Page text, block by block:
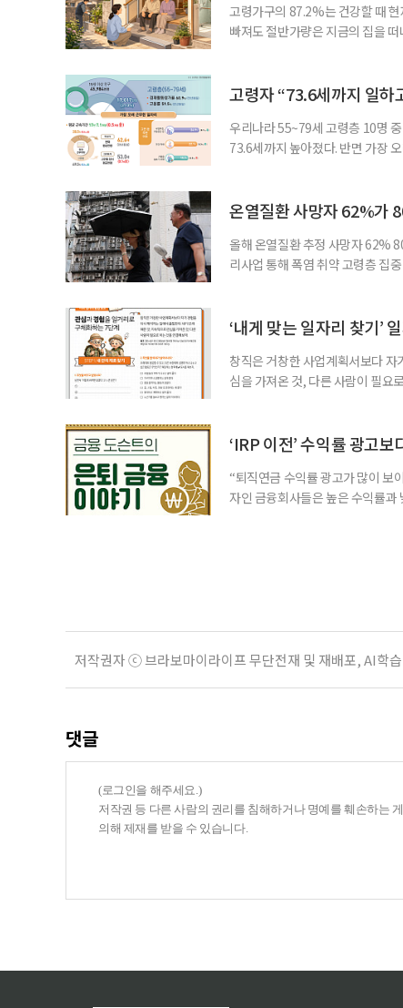
고령가구의 87.2%는 건강할 때
빠져도 절반가량은 지금의 집을
여름호에 실린 ‘통합돌봄 시행에
고령자 “73.6세까지 일하
우리나라 55~79세 고령층 10명
73.6세까지 높아졌다. 반면 가장
7000명으로, 1년 전보다 57만 명
온열질환 사망자 62%가
올해 온열질환 추정 사망자 62%
리사업 통해 폭염 취약 고령층 집
고령층은 825명(33.8%), 80세 이
‘내게 맞는 일자리 찾기’
창직은 거창한 사업계획서보다
심을 가져온 것, 다른 사람이 필요
2._______________
‘IRP 이전’ 수익률 광고보
“퇴직연금 수익률 광고가 많이 보
자인 금융회사들은 높은 수익률
저작권자 ⓒ 브라보마이라이프 무단전재 및 재배포, AI학습
댓글